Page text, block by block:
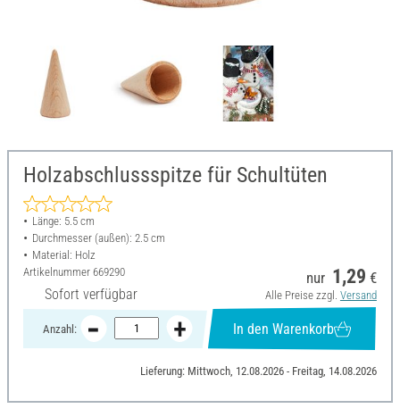
Holzabschlussspitze für Schultüten
Länge: 5.5 cm
Durchmesser (außen): 2.5 cm
Material: Holz
Artikelnummer 669290
Sofort verfügbar
nur 1,29 €
Alle Preise zzgl. Versand
Anzahl: In den Warenkorb
Lieferung: Mittwoch, 12.08.2026 - Freitag, 14.08.2026